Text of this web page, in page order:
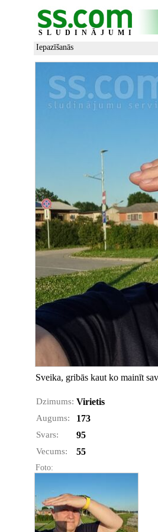
SLUDINĀJUMI
Iepazīšanās
Sveika, gribās kaut ko mainīt
Dzimums: Virietis
Augums: 173
Svars: 95
Vecums: 55
Foto: